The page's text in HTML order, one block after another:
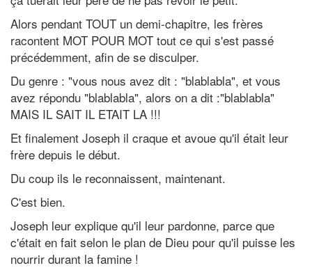
Alors pendant TOUT un demi-chapitre, les frères
racontent MOT POUR MOT tout ce qui s'est passé
précédemment, afin de se disculper.
Du genre : "vous nous avez dit : "blablabla", et vous
avez répondu "blablabla", alors on a dit :"blablabla"
MAIS IL SAIT IL ETAIT LA !!!
Et finalement Joseph il craque et avoue qu'il était leur
frère depuis le début.
Du coup ils le reconnaissent, maintenant.
C'est bien.
Joseph leur explique qu'il leur pardonne, parce que
c'était en fait selon le plan de Dieu pour qu'il puisse les
nourrir durant la famine !